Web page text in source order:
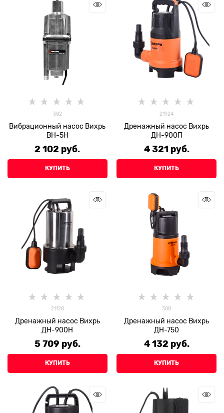
382
Вибрационный насос Вихрь
ВН-5Н
2 102 руб.
КУПИТЬ
21924
Дренажный насос Вихрь
ДН-900П
4 321 руб.
КУПИТЬ
21128
Дренажный насос Вихрь
ДН-900H
5 709 руб.
КУПИТЬ
388
Дренажный насос Вихрь
ДН-750
4 132 руб.
КУПИТЬ